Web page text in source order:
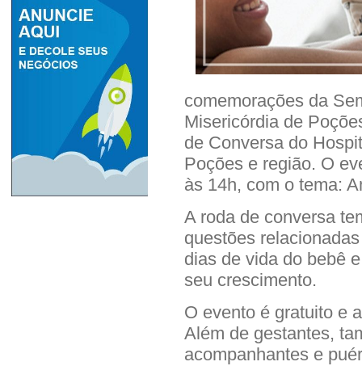
comemorações da
Misericórdia de
de Conversa do
Poções e região. O
às 14h, com o tema:
A roda de conversa
questões
dias de vida do bebê
seu crescimento.
O evento é gratuito e
Além de gestantes,
acompanhantes e